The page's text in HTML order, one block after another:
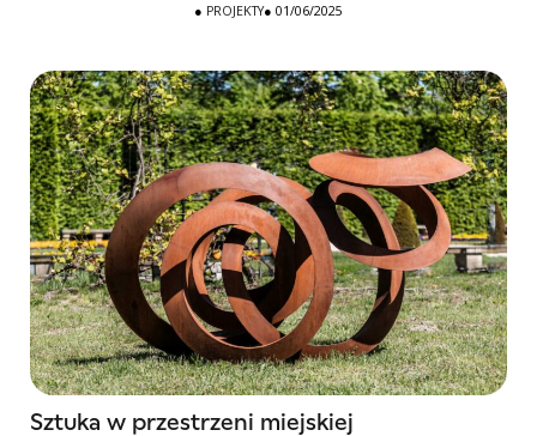
● PROJEKTY● 01/06/2025
Sztuka w przestrzeni miejskiej